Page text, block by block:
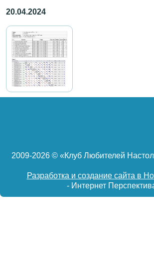
2009-2026 © «Клуб Любителей
Разработка и создание сайта в
- Интернет